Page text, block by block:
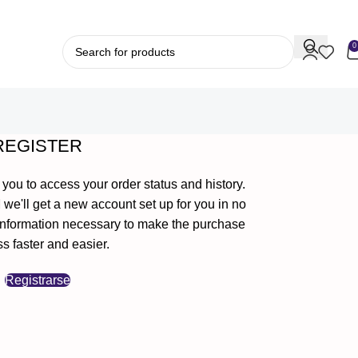
0
to access your order status and history.
get a new account set up for you in no
necessary to make the purchase
faster and easier.
Registrarse